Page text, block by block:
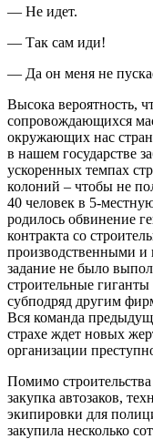
— Не идет.
— Так сам иди!
— Да он меня не
Высока вероятность,
сопровождающихся
окружающих нас
в нашем государстве
ускоренных темпах
колоний – чтобы не
40 человек в 5-
родилось обвинение
контракта со
производственными и
задание не было
строительные
субподряд другим
Вся команда
страхе ждет новых
организации
Помимо
закупка автозаков,
экипировки для
закупила несколько